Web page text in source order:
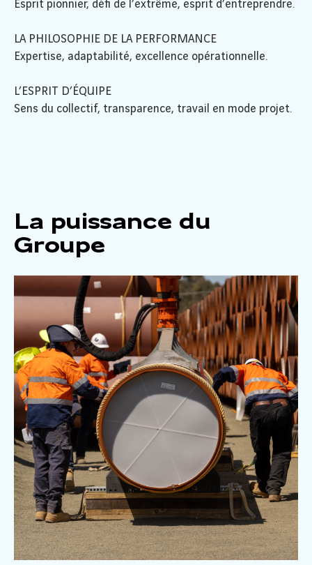
Esprit pionnier, défi de l’extrême, esprit d’entreprendre.
LA PHILOSOPHIE DE LA PERFORMANCE
Expertise, adaptabilité, excellence opérationnelle.
L’ESPRIT D’ÉQUIPE
Sens du collectif, transparence, travail en mode projet.
La puissance du
Groupe